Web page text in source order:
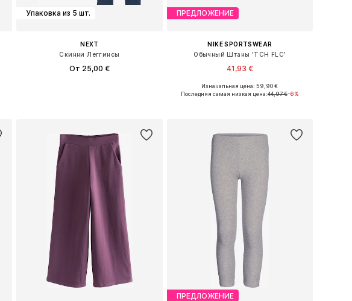
Упаковка из 5 шт.
NEXT
Скинни Леггинсы
От 25,00 €
ПРЕДЛОЖЕНИЕ
NIKE SPORTSWEAR
Обычный Штаны 'TCH FLC'
41,93 €
Доступно множество размеров
Изначальная цена: 59,90 €
Последняя самая низкая цена:44,97 €-6%
ПРЕДЛОЖЕНИЕ